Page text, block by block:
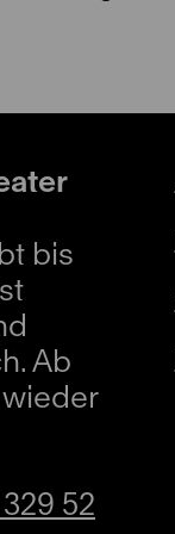
bis
Ab
52